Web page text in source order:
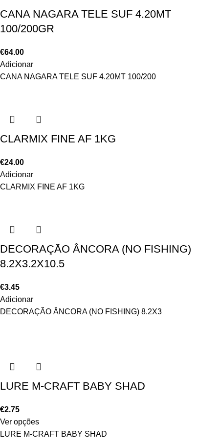
CANA NAGARA TELE SUF 4.20MT
100/200GR
€64.00
Adicionar
CANA NAGARA TELE SUF 4.20MT 100/200
CLARMIX FINE AF 1KG
€24.00
Adicionar
CLARMIX FINE AF 1KG
DECORAÇÃO ÂNCORA (NO FISHING)
8.2X3.2X10.5
€3.45
Adicionar
DECORAÇÃO ÂNCORA (NO FISHING) 8.2X3
LURE M-CRAFT BABY SHAD
€2.75
Ver opções
LURE M-CRAFT BABY SHAD